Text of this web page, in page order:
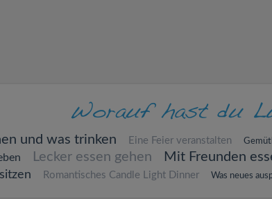
und was trinken Eine Feier veranstalten
Lecker essen gehen Mit Freunden
Romantisches Candle Light Dinner Was neues